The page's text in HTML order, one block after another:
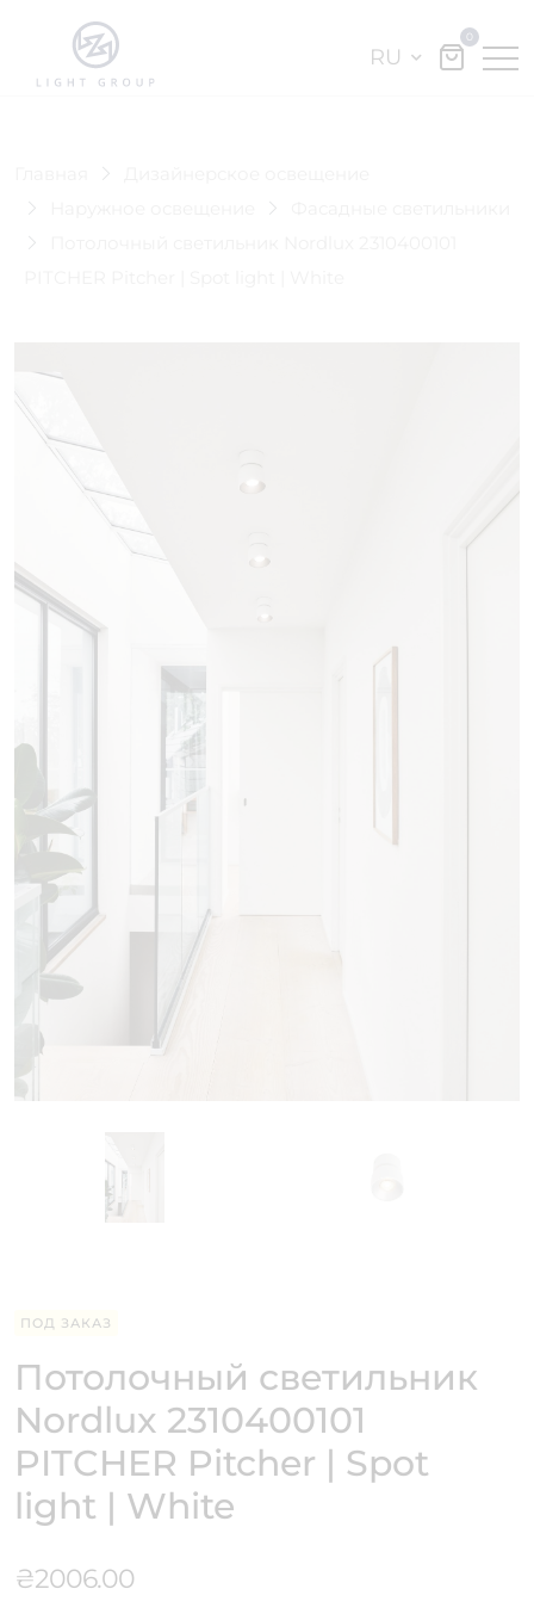
RU
0
ПОД ЗАКАЗ
Потолочный светильник
Nordlux 2310400101
PITCHER Pitcher | Spot
light | White
₴2006.00